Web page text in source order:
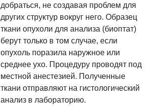
добраться, не создавая проблем для
других структур вокруг него. Образец
ткани опухоли для анализа (биоптат)
берут только в том случае, если
опухоль поразила наружное или
среднее ухо. Процедуру проводят под
местной анестезией. Полученные
ткани отправляют на гистологический
анализ в лабораторию.